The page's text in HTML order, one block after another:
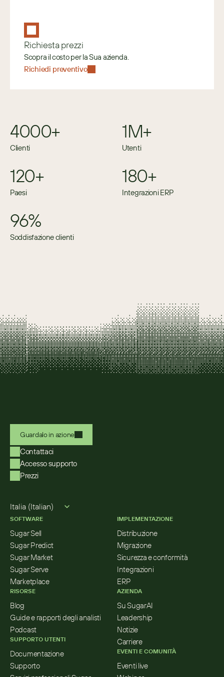
Richiesta prezzi
Scopra il costo per la Sua azienda.
Richiedi preventivo
4000+
Clienti
1M+
Utenti
120+
Paesi
180+
Integrazioni ERP
96%
Soddisfazione clienti
Guardalo in azione
Contattaci
Accesso supporto
Prezzi
Italia (Italian)
SOFTWARE
Sugar Sell
Sugar Predict
Sugar Market
Sugar Serve
Marketplace
RISORSE
Blog
Guide e rapporti degli analisti
Podcast
SUPPORTO UTENTI
Documentazione
Supporto
IMPLEMENTAZIONE
Distribuzione
Migrazione
Sicurezza e conformità
Integrazioni
ERP
AZIENDA
Su SugarAI
Leadership
Notizie
Carriere
EVENTI E COMUNITÀ
Eventi live